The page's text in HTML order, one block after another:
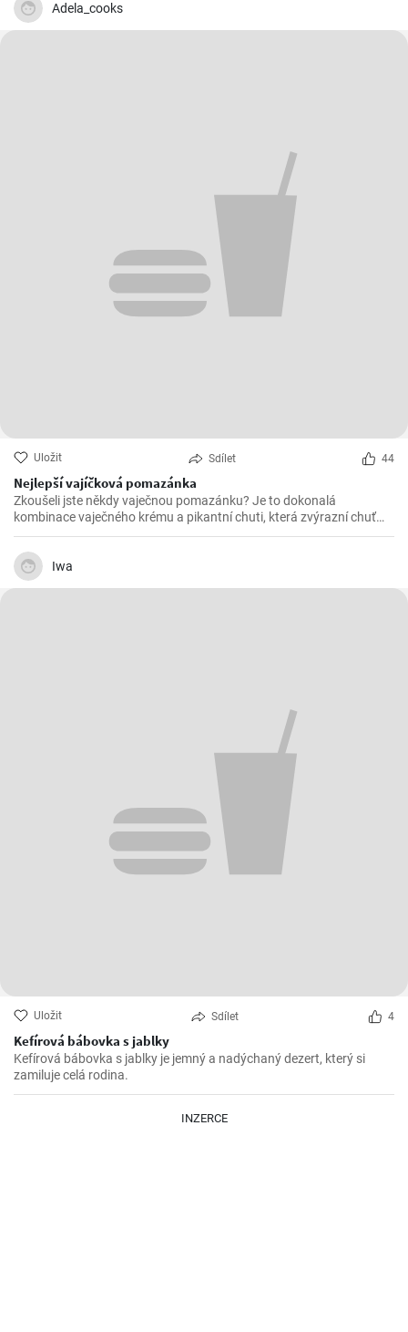
Adela_cooks
Uložit Sdílet 44
Nejlepší vajíčková pomazánka
Zkoušeli jste někdy vaječnou pomazánku? Je to dokonalá
kombinace vaječného krému a pikantní chuti, která zvýrazní chuť
mnoha pokrmů. Vaječná pomazánka je díky své jemné struktuře a
pikantní esenci.
Iwa
Uložit Sdílet 4
Kefírová bábovka s jablky
Kefírová bábovka s jablky je jemný a nadýchaný dezert, který si
zamiluje celá rodina.
INZERCE